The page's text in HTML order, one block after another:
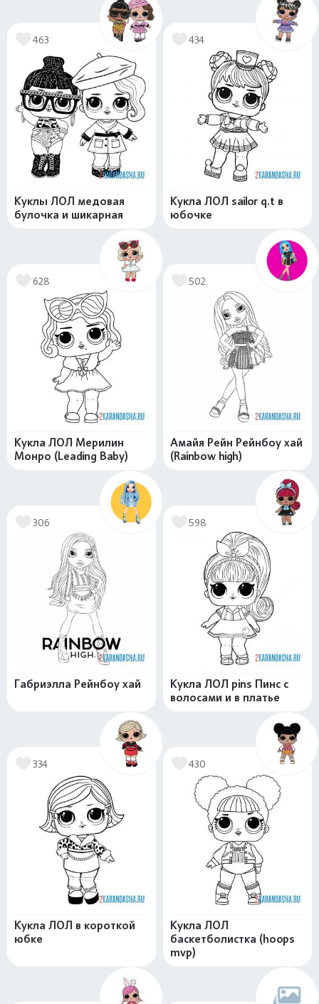
463
Куклы ЛОЛ медовая
булочка и шикарная
434
Кукла ЛОЛ sailor q.t в
юбочке
628
Кукла ЛОЛ Мерилин
Монро (Leading Baby)
502
Амайя Рейн Рейнбоу хай
(Rainbow high)
306
Габриэлла Рейнбоу хай
598
Кукла ЛОЛ pins Пинс с
волосами и в платье
334
Кукла ЛОЛ в короткой
юбке
430
Кукла ЛОЛ
баскетболистка (hoops
mvp)